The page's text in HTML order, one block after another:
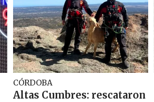
CÓRDOBA
Altas Cumbres: rescataron